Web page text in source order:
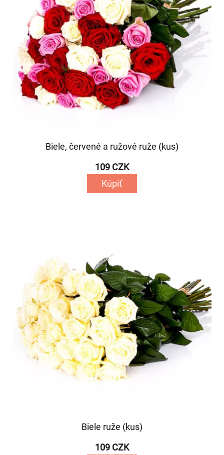
Biele, červené a ružové ruže (kus)
109 CZK
Kúpiť
Biele ruže (kus)
109 CZK